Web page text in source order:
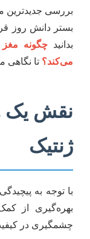
بررسی جدیدترین
بستر دانش روز
بدانیدچگونه مغز
می‌کند؟ تا نگاهی
نقش یک
ژنتیک
با توجه به
بهره‌گیری از
چشمگیری در